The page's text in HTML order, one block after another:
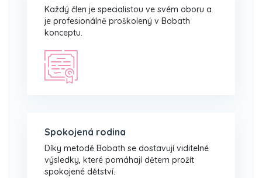
Každý člen je specialistou ve svém oboru a
je profesionálně proškolený v Bobath
konceptu.
Spokojená rodina
Díky metodě Bobath se dostavují viditelné
výsledky, které pomáhají dětem prožít
spokojené dětství.